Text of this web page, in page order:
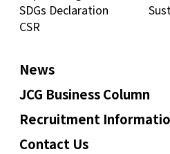
SDGs Declaration
CSR
News
JCG Business Column
Recruitment
Contact Us